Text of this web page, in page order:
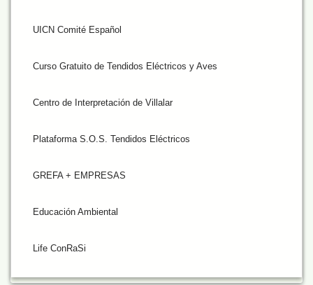
UICN Comité Español
Curso Gratuito de Tendidos Eléctricos y Aves
Centro de Interpretación de Villalar
Plataforma S.O.S. Tendidos Eléctricos
GREFA + EMPRESAS
Educación Ambiental
Life ConRaSi